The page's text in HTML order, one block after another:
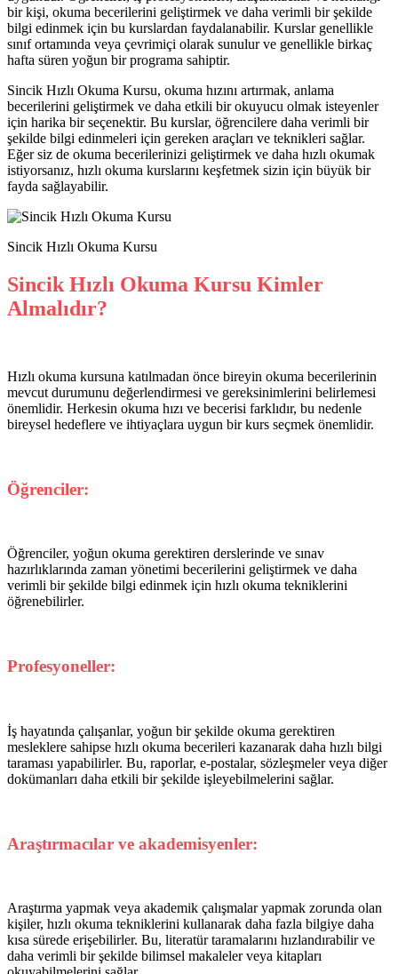
bir kişi, okuma becerilerini geliştirmek ve daha verimli bir şekilde
bilgi edinmek için bu kurslardan faydalanabilir. Kurslar genellikle
sınıf ortamında veya çevrimiçi olarak sunulur ve genellikle birkaç
hafta süren yoğun bir programa sahiptir.
Sincik Hızlı Okuma Kursu, okuma hızını artırmak, anlama
becerilerini geliştirmek ve daha etkili bir okuyucu olmak isteyenler
için harika bir seçenektir. Bu kurslar, öğrencilere daha verimli bir
şekilde bilgi edinmeleri için gereken araçları ve teknikleri sağlar.
Eğer siz de okuma becerilerinizi geliştirmek ve daha hızlı okumak
istiyorsanız, hızlı okuma kurslarını keşfetmek sizin için büyük bir
fayda sağlayabilir.
Sincik Hızlı Okuma Kursu
Sincik Hızlı Okuma Kursu Kimler
Almalıdır?
Hızlı okuma kursuna katılmadan önce bireyin okuma becerilerinin
mevcut durumunu değerlendirmesi ve gereksinimlerini belirlemesi
önemlidir. Herkesin okuma hızı ve becerisi farklıdır, bu nedenle
bireysel hedeflere ve ihtiyaçlara uygun bir kurs seçmek önemlidir.
Öğrenciler:
Öğrenciler, yoğun okuma gerektiren derslerinde ve sınav
hazırlıklarında zaman yönetimi becerilerini geliştirmek ve daha
verimli bir şekilde bilgi edinmek için hızlı okuma tekniklerini
öğrenebilirler.
Profesyoneller:
İş hayatında çalışanlar, yoğun bir şekilde okuma gerektiren
mesleklere sahipse hızlı okuma becerileri kazanarak daha hızlı bilgi
taraması yapabilirler. Bu, raporlar, e-postalar, sözleşmeler veya diğer
dokümanları daha etkili bir şekilde işleyebilmelerini sağlar.
Araştırmacılar ve akademisyenler:
Araştırma yapmak veya akademik çalışmalar yapmak zorunda olan
kişiler, hızlı okuma tekniklerini kullanarak daha fazla bilgiye daha
kısa sürede erişebilirler. Bu, literatür taramalarını hızlandırabilir ve
daha verimli bir şekilde bilimsel makaleler veya kitapları